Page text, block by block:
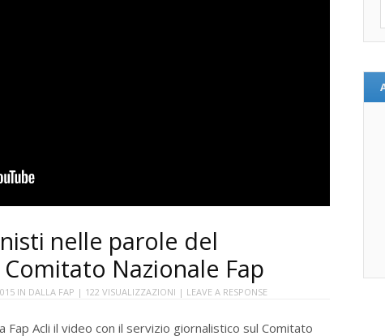
nelle parole del
Nazionale Fap
IN DALLA FAP | 122 VISUALIZZAZIONI | LEAVE A RESPONSE
Fap Acli il video con il servizio giornalistico sul Comitato